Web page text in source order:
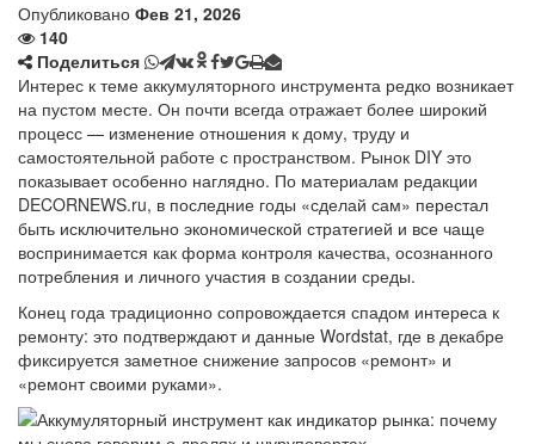
Опубликовано Фев 21, 2026
140
Поделиться
Интерес к теме аккумуляторного инструмента редко возникает
на пустом месте. Он почти всегда отражает более широкий
процесс — изменение отношения к дому, труду и
самостоятельной работе с пространством. Рынок DIY это
показывает особенно наглядно. По материалам редакции
DECORNEWS.ru, в последние годы «сделай сам» перестал
быть исключительно экономической стратегией и все чаще
воспринимается как форма контроля качества, осознанного
потребления и личного участия в создании среды.
Конец года традиционно сопровождается спадом интереса к
ремонту: это подтверждают и данные Wordstat, где в декабре
фиксируется заметное снижение запросов «ремонт» и
«ремонт своими руками».